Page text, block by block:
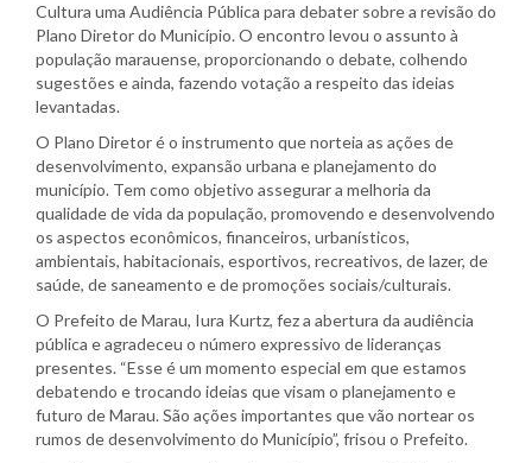
Cultura uma Audiência Pública para debater sobre a revisão do
Plano Diretor do Município. O encontro levou o assunto à
população marauense, proporcionando o debate, colhendo
sugestões e ainda, fazendo votação a respeito das ideias
levantadas.
O Plano Diretor é o instrumento que norteia as ações de
desenvolvimento, expansão urbana e planejamento do
município. Tem como objetivo assegurar a melhoria da
qualidade de vida da população, promovendo e desenvolvendo
os aspectos econômicos, financeiros, urbanísticos,
ambientais, habitacionais, esportivos, recreativos, de lazer, de
saúde, de saneamento e de promoções sociais/culturais.
O Prefeito de Marau, Iura Kurtz, fez a abertura da audiência
pública e agradeceu o número expressivo de lideranças
presentes. “Esse é um momento especial em que estamos
debatendo e trocando ideias que visam o planejamento e
futuro de Marau. São ações importantes que vão nortear os
rumos de desenvolvimento do Município”, frisou o Prefeito.